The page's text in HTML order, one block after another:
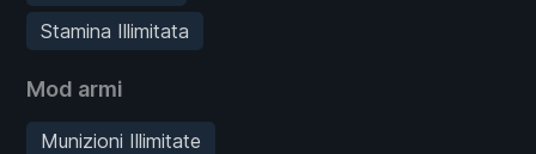
Stamina Illimitata
Mod armi
Munizioni Illimitate